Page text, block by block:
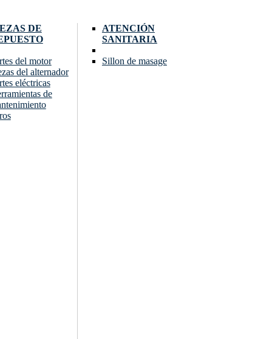
DE
del motor
del alternador
eléctricas
de
ATENCIÓN
SANITARIA
Sillon de masage